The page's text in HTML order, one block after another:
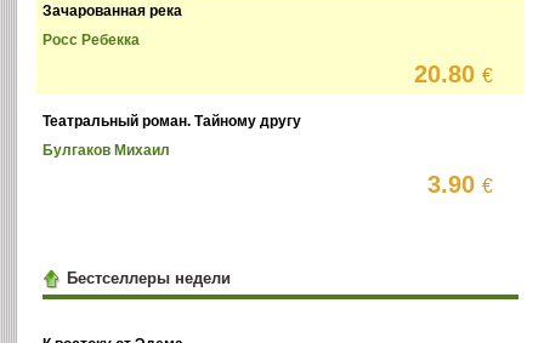
Зачарованная река
Росс Ребекка
20.80€
Театральный роман. Тайному другу
Булгаков Михаил
3.90€
Бестселлеры недели